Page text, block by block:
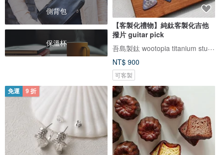
側背包
保溫杯
【客製化禮物】純鈦客製化吉他
撥片 guitar pick
吾島製鈦 wootopia titanium studio
NT$ 900
可客製
免運 9 折